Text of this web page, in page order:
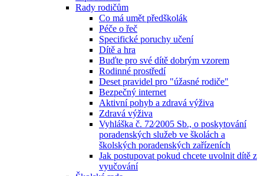
Rady rodičům
Co má umět předškolák
Péče o řeč
Specifické poruchy učení
Dítě a hra
Buďte pro své dítě dobrým vzorem
Rodinné prostředí
Deset pravidel pro "úžasné rodiče"
Bezpečný internet
Aktivní pohyb a zdravá výživa
Zdravá výživa
Vyhláška č. 72⁄2005 Sb., o poskytování
poradenských služeb ve školách a
školských poradenských zařízeních
Jak postupovat pokud chcete uvolnit dítě z
vyučování